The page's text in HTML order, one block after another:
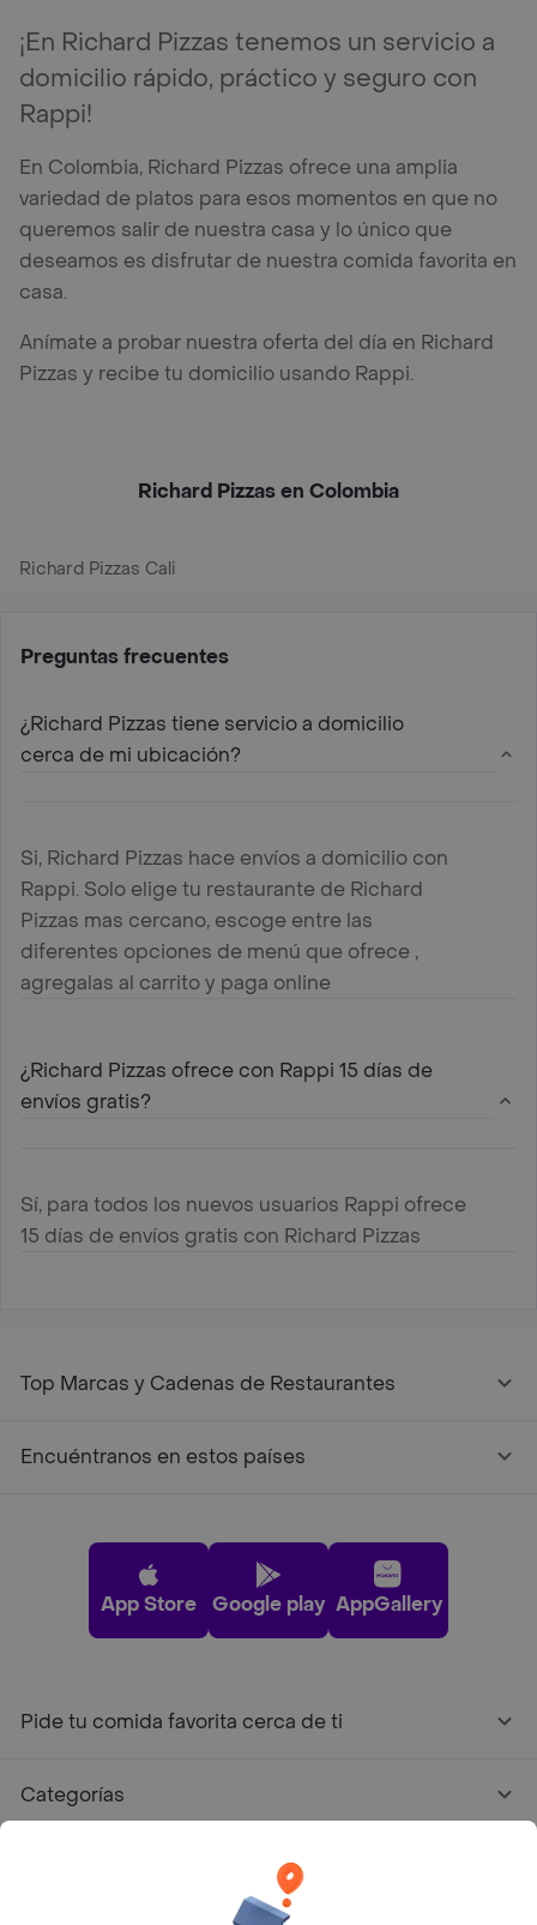
¡En Richard Pizzas tenemos un servicio a
domicilio rápido, práctico y seguro con
Rappi!
En Colombia, Richard Pizzas ofrece una amplia
variedad de platos para esos momentos en que no
queremos salir de nuestra casa y lo único que
deseamos es disfrutar de nuestra comida favorita en
casa.
Anímate a probar nuestra oferta del día en Richard
Pizzas y recibe tu domicilio usando Rappi.
Richard Pizzas en Colombia
Richard Pizzas Cali
Preguntas frecuentes
¿Richard Pizzas tiene servicio a domicilio
cerca de mi ubicación?
Si, Richard Pizzas hace envíos a domicilio con
Rappi. Solo elige tu restaurante de Richard
Pizzas mas cercano, escoge entre las
diferentes opciones de menú que ofrece ,
agregalas al carrito y paga online
¿Richard Pizzas ofrece con Rappi 15 días de
envíos gratis?
Sí, para todos los nuevos usuarios Rappi ofrece
15 días de envíos gratis con Richard Pizzas
Top Marcas y Cadenas de Restaurantes
Encuéntranos en estos países
App Store Google play AppGallery
Pide tu comida favorita cerca de ti
Categorías